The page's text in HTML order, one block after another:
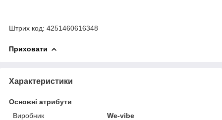
Штрих код: 4251460616348
Приховати
Характеристики
Основні атрибути
Виробник
We-vibe